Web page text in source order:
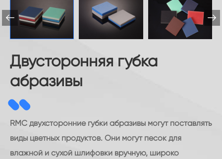


Двусторонняя губка
абразивы
RMC двухсторонние губки абразивы могут поставлять
виды цветных продуктов. Они могут песок для
влажной и сухой шлифовки вручную, широко